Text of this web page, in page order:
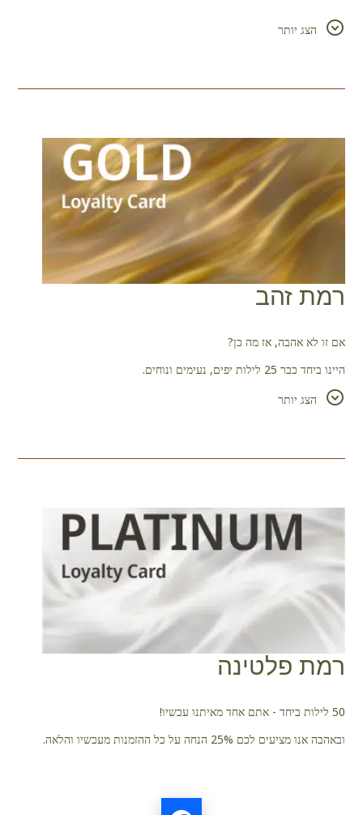
הצג יותר
רמת זהב
אם זו לא אהבה, אז מה כן?
היינו ביחד כבר 25 לילות יפים, נעימים ונוחים.
נשמח לארח אתכם ולקבל את פניכם לעתים קרובות יותר ויותר, אז קבלו
הצג יותר
רמת פלטינה
50 לילות ביחד - אתם אחד מאיתנו עכשיו!
ובאהבה אנו מציעים לכם 25% הנחה על כל ההזמנות מעכשיו והלאה.